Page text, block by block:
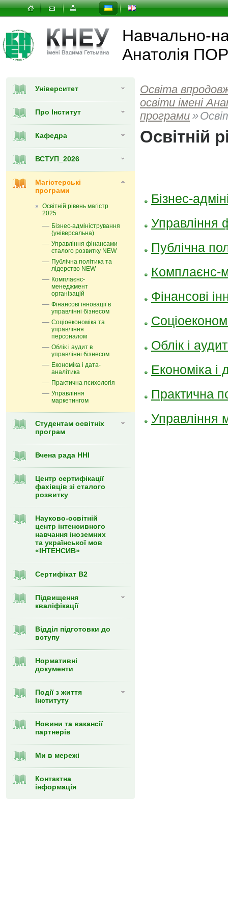
Навчально-
Анатолія
Університет
Про Інститут
Кафедра
ВСТУП_2026
Магістерські
програми
Освітній рівень магістр
2025
Бізнес-адміністрування
(універсальна)
Управління фінансами
сталого розвитку NEW
Публічна політика та
лідерство NEW
Комплаєнс-
менеджмент
організацій
Фінансові інновації в
управлінні бізнесом
Соціоекономіка та
управління
персоналом
Облік і аудит в
управлінні бізнесом
Економіка і дата-
аналітика
Практична психологія
Управління
маркетингом
Cтудентам освітніх
програм
Вчена рада ННІ
Центр сертифікації
фахівців зі сталого
розвитку
Науково-освітній
центр інтенсивного
навчання іноземних
та української мов
«ІНТЕНСИВ»
Сертифікат В2
Підвищення
кваліфікації
Відділ підготовки до
вступу
Нормативні
документи
Події з життя
Інституту
Новини та вакансії
партнерів
Ми в мережі
Контактна
інформація
Освіта
освіти імені
програми »
Освітній
Бізнес-
Управління
Публічна
Комплаєнс-
Фінансові
Облік і
Економіка і
Практична
Управління